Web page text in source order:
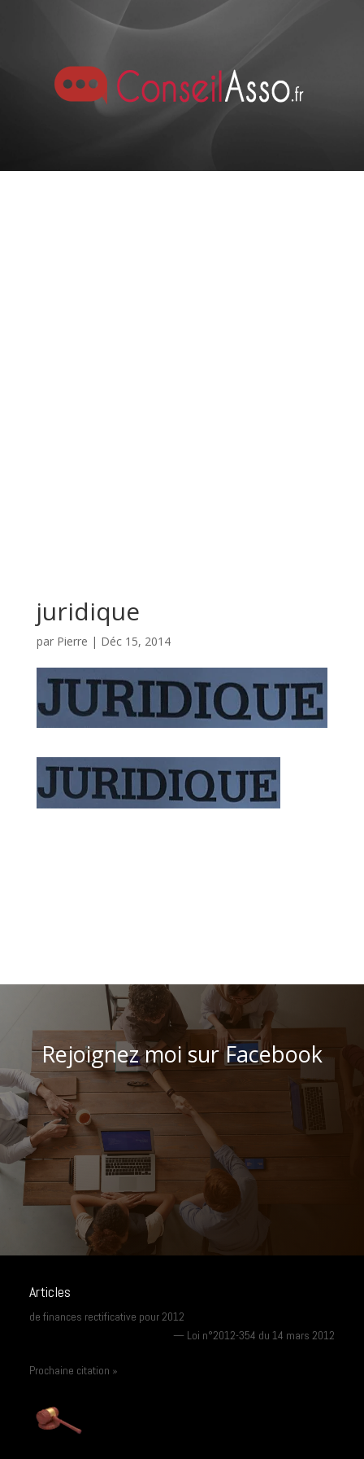
juridique
par Pierre | Déc 15, 2014
Rejoignez moi sur Facebook
Articles
de finances rectificative pour 2012
— Loi n°2012-354 du 14 mars 2012
Prochaine citation »